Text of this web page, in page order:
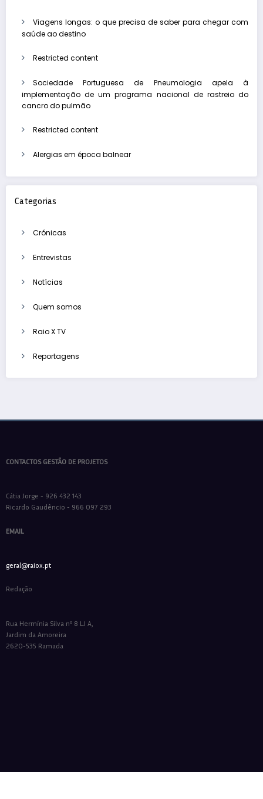
Viagens longas: o que precisa de saber para chegar com
saúde ao destino
Restricted content
Sociedade Portuguesa de Pneumologia apela à
implementação de um programa nacional de rastreio do
cancro do pulmão
Restricted content
Alergias em época balnear
Categorias
Crónicas
Entrevistas
Notícias
Quem somos
Raio X TV
Reportagens
CONTACTOS GESTÃO DE PROJETOS
Cátia Jorge - 926 432 143
Ricardo Gaudêncio - 966 097 293
EMAIL
geral@raiox.pt
Redação
Rua Hermínia Silva nº 8 LJ A,
Jardim da Amoreira
2620-535 Ramada